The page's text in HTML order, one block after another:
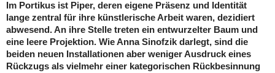
Im Portikus ist Piper, deren eigene Präsenz und Identität
lange zentral für ihre künstlerische Arbeit waren, dezidiert
abwesend. An ihre Stelle treten ein entwurzelter Baum und
eine leere Projektion. Wie Anna Sinofzik darlegt, sind die
beiden neuen Installationen aber weniger Ausdruck eines
Rückzugs als vielmehr einer kategorischen Rückbe­sinnung